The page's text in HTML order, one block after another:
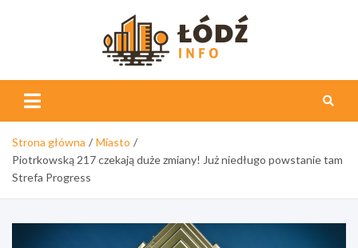
Info
Strona główna
Miasto
Piotrkowską 217 czekają duże zmiany! Już niedługo powstanie tam
Strefa Progress